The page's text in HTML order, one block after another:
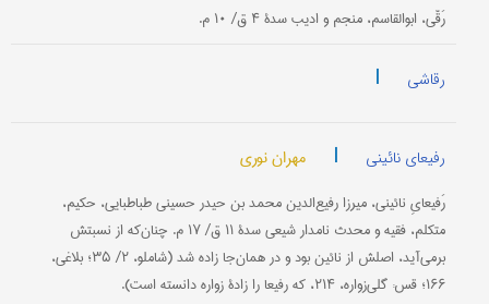
رَقّی، ابوالقاسم، منجم و ادیب سدۀ ۴ ق/ ۱۰ م.
رقاشی |
رفیعای نائینی | مهران نوری
رَفیعایِ نائینی، میرزا رفیع‌الدین محمد بن حیدر حسینی طباطبایی، حکیم،
متکلم، فقیه و محدث نامدار شیعی سدۀ ۱۱ ق/ ۱۷ م. چنان‌که از نسبتش
برمی‌آید، اصلش از نائین بود و در همان‌جا زاده شد (شاملو، ۲/ ۳۵؛ بلاغی،
۱۶۶؛ قس: گلی‌زواره، ۲۱۴، که رفیعا را زادۀ زواره دانسته است).